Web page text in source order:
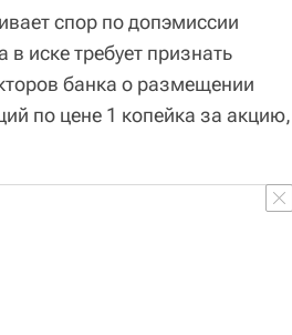
спор по допэмиссии
иске требует признать
банка о размещении
по цене 1 копейка за акцию,